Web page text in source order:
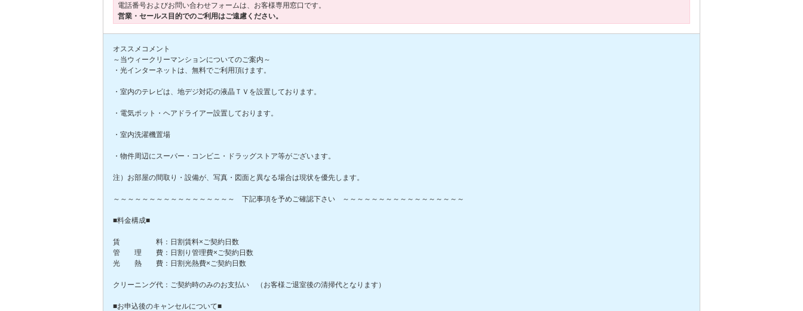
電話番号およびお問い合わせフォームは、お客様専用窓口です。
営業・セールス目的でのご利用はご遠慮ください。
オススメコメント
～当ウィークリーマンションについてのご案内～
・光インターネットは、無料でご利用頂けます。
・室内のテレビは、地デジ対応の液晶ＴＶを設置しております。
・電気ポット・ヘアドライアー設置しております。
・室内洗濯機置場
・物件周辺にスーパー・コンビニ・ドラッグストア等がございます。
注）お部屋の間取り・設備が、写真・図面と異なる場合は現状を優先します。
～～～～～～～～～～～～～～～～～ 下記事項を予めご確認下さい ～～～～～～～～～～～～～～～～～
■料金構成■
賃 料：日割賃料×ご契約日数
管 理 費：日割り管理費×ご契約日数
光 熱 費：日割光熱費×ご契約日数
クリーニング代：ご契約時のみのお支払い （お客様ご退室後の清掃代となります）
■お申込後のキャンセルについて■